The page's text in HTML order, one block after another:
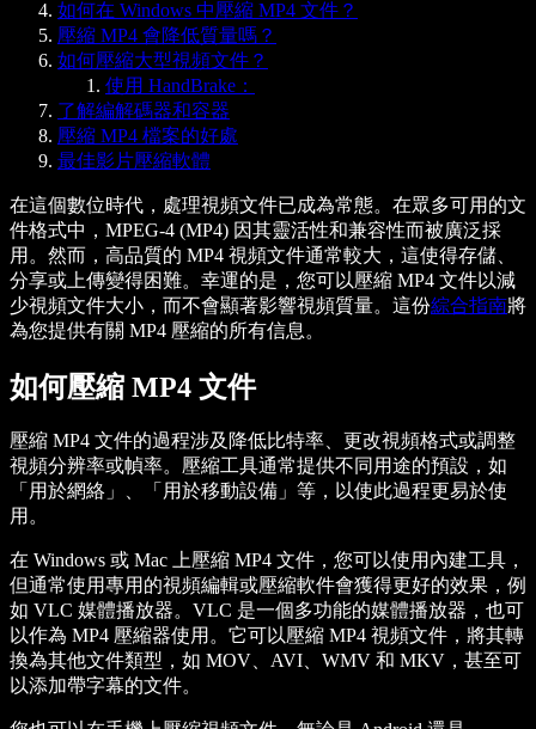
如何在 Windows 中壓縮 MP4 文件？
壓縮 MP4 會降低質量嗎？
如何壓縮大型視頻文件？
使用 HandBrake：
了解編解碼器和容器
壓縮 MP4 檔案的好處
最佳影片壓縮軟體
在這個數位時代，處理視頻文件已成為常態。在眾多可用的文
件格式中，MPEG-4 (MP4) 因其靈活性和兼容性而被廣泛採
用。然而，高品質的 MP4 視頻文件通常較大，這使得存儲、
分享或上傳變得困難。幸運的是，您可以壓縮 MP4 文件以減
少視頻文件大小，而不會顯著影響視頻質量。這份綜合指南將
為您提供有關 MP4 壓縮的所有信息。
如何壓縮 MP4 文件
壓縮 MP4 文件的過程涉及降低比特率、更改視頻格式或調整
視頻分辨率或幀率。壓縮工具通常提供不同用途的預設，如
「用於網絡」、「用於移動設備」等，以使此過程更易於使
用。
在 Windows 或 Mac 上壓縮 MP4 文件，您可以使用內建工具，
但通常使用專用的視頻編輯或壓縮軟件會獲得更好的效果，例
如 VLC 媒體播放器。VLC 是一個多功能的媒體播放器，也可
以作為 MP4 壓縮器使用。它可以壓縮 MP4 視頻文件，將其轉
換為其他文件類型，如 MOV、AVI、WMV 和 MKV，甚至可
以添加帶字幕的文件。